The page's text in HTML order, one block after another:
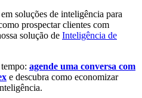
soluções de inteligência para
prospectar clientes com
solução de Inteligência de
agende uma conversa com
e descubra como economizar